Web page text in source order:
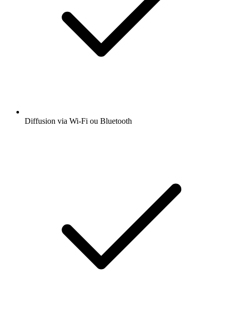
Diffusion via Wi-Fi ou Bluetooth